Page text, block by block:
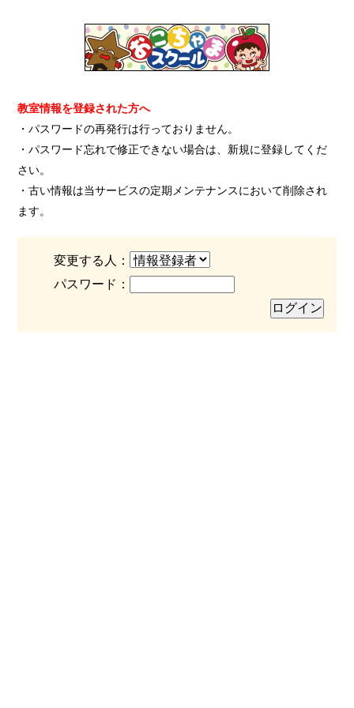
教室情報を登録された方へ
・パスワードの再発行は行っておりません。
・パスワード忘れで修正できない場合は、新規に登録してくだ
さい。
・古い情報は当サービスの定期メンテナンスにおいて削除され
ます。
変更する人：
パスワード：